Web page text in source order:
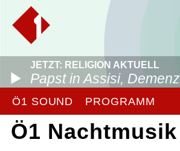
JETZT: RELIGION AKTUELL
Papst in Assisi, Demenz
Ö1 SOUND PROGRAMM
Ö1 Nachtmusik